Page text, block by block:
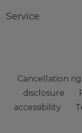
Service
Cancellation
disclosure
accessibility